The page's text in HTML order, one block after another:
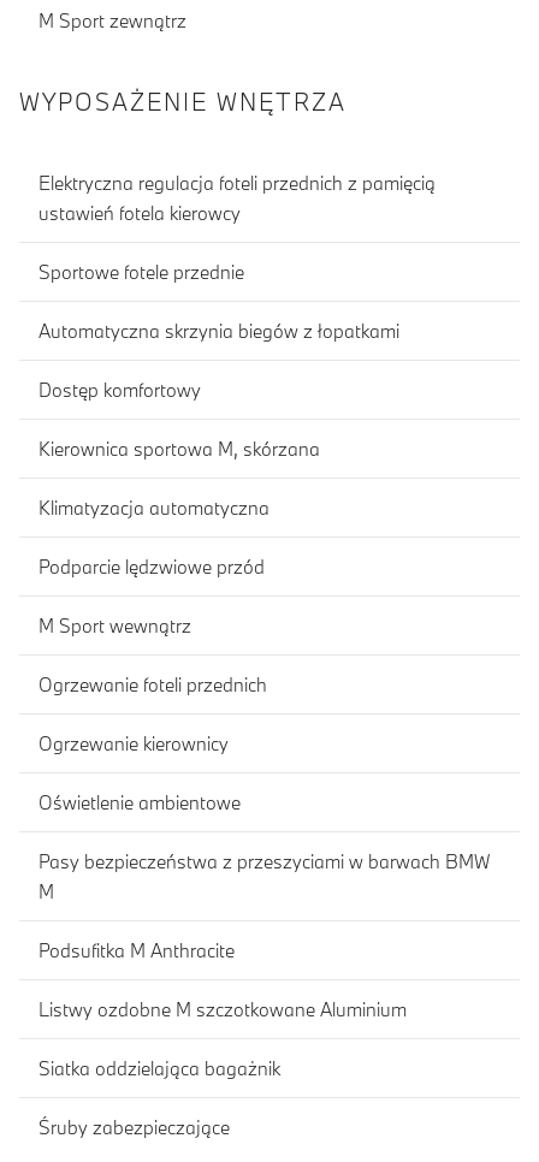
M Sport zewnątrz
WYPOSAŻENIE WNĘTRZA
Elektryczna regulacja foteli przednich z pamięcią
ustawień fotela kierowcy
Sportowe fotele przednie
Automatyczna skrzynia biegów z łopatkami
Dostęp komfortowy
Kierownica sportowa M, skórzana
Klimatyzacja automatyczna
Podparcie lędzwiowe przód
M Sport wewnątrz
Ogrzewanie foteli przednich
Ogrzewanie kierownicy
Oświetlenie ambientowe
Pasy bezpieczeństwa z przeszyciami w barwach BMW
M
Podsufitka M Anthracite
Listwy ozdobne M szczotkowane Aluminium
Siatka oddzielająca bagażnik
Śruby zabezpieczające